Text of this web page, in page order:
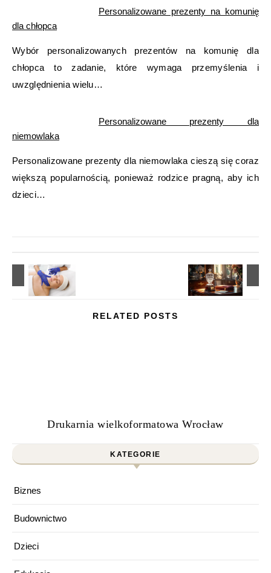
Personalizowane prezenty na komunię
dla chłopca
Wybór personalizowanych prezentów na komunię dla
chłopca to zadanie, które wymaga przemyślenia i
uwzględnienia wielu…
Personalizowane prezenty dla
niemowlaka
Personalizowane prezenty dla niemowlaka cieszą się coraz
większą popularnością, ponieważ rodzice pragną, aby ich
dzieci…
RELATED POSTS
Drukarnia wielkoformatowa Wrocław
KATEGORIE
Biznes
Budownictwo
Dzieci